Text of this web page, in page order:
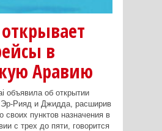
в
Аравию
объявила об открытии
Эр-Рияд и Джидда, расширив
пунктов назначения в
с трех до пяти, говорится